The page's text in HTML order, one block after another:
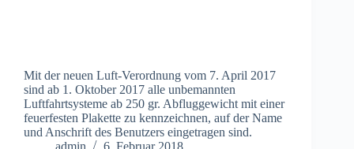
Mit der neuen Luft-Verordnung vom 7. April 2017
sind ab 1. Oktober 2017 alle unbemannten
Luftfahrtsysteme ab 250 gr. Abfluggewicht mit einer
feuerfesten Plakette zu kennzeichnen, auf der Name
und Anschrift des Benutzers eingetragen sind.
admin
6. Februar 2018